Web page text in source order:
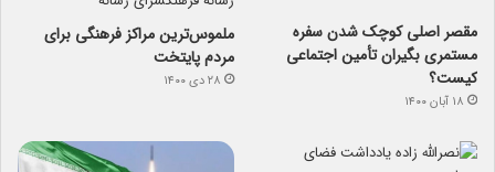
مقصر اصلی کوچک شدن سفره
مستمری بگیران تأمین اجتماعی
کیست؟
۱۸ آبان ۱۴۰۰
ملموس‌ترین مراکز فرهنگی برای
مردم پایتخت
۲۸ دی ۱۴۰۰